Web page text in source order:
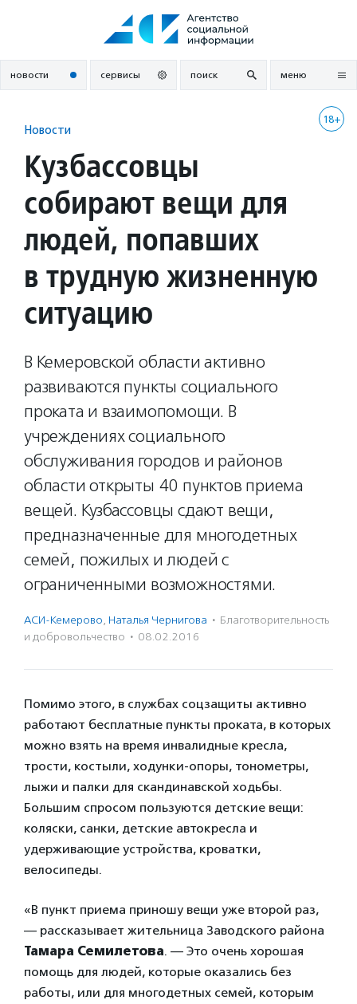
новости сервисы поиск меню
18+
Новости
Кузбассовцы
собирают вещи для
людей, попавших
в трудную жизненную
ситуацию
В Кемеровской области активно
развиваются пункты социального
проката и взаимопомощи. В
учреждениях социального
обслуживания городов и районов
области открыты 40 пунктов приема
вещей. Кузбассовцы сдают вещи,
предназначенные для многодетных
семей, пожилых и людей с
ограниченными возможностями.
АСИ-Кемерово, Наталья Чернигова · Благотвори­тель­ность
и доброволь­чест­во · 08.02.2016
Помимо этого, в службах соцзащиты активно
работают бесплатные пункты проката, в которых
можно взять на время инвалидные кресла,
трости, костыли, ходунки-опоры, тонометры,
лыжи и палки для скандинавской ходьбы.
Большим спросом пользуются детские вещи:
коляски, санки, детские автокресла и
удерживающие устройства, кроватки,
велосипеды.
«В пункт приема приношу вещи уже второй раз,
— рассказывает жительница Заводского района
Тамара Семилетова. — Это очень хорошая
помощь для людей, которые оказались без
работы, или для многодетных семей, которым